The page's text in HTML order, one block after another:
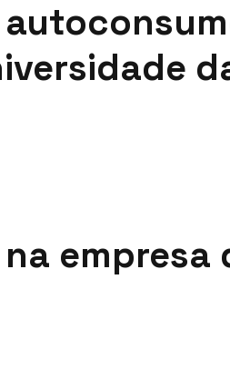
empresa